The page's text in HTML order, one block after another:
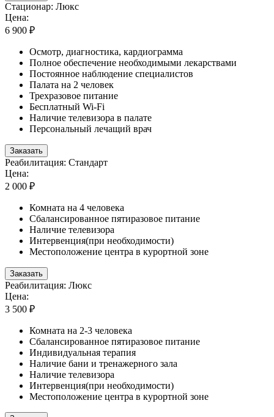
Стационар: Люкс
Цена:
6 900 ₽
Осмотр, диагностика, кардиограмма
Полное обеспечение необходимыми лекарствами
Постоянное наблюдение специалистов
Палата на 2 человек
Трехразовое питание
Бесплатный Wi-Fi
Наличие телевизора в палате
Персональный лечащий врач
Заказать
Реабилитация: Стандарт
Цена:
2 000 ₽
Комната на 4 человека
Сбалансированное пятиразовое питание
Наличие телевизора
Интервенция(при необходимости)
Местоположение центра в курортной зоне
Заказать
Реабилитация: Люкс
Цена:
3 500 ₽
Комната на 2-3 человека
Сбалансированное пятиразовое питание
Индивидуальная терапия
Наличие бани и тренажерного зала
Наличие телевизора
Интервенция(при необходимости)
Местоположение центра в курортной зоне